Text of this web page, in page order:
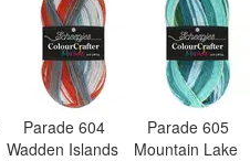
Parade 604
Wadden Islands
Parade 605
Mountain Lake